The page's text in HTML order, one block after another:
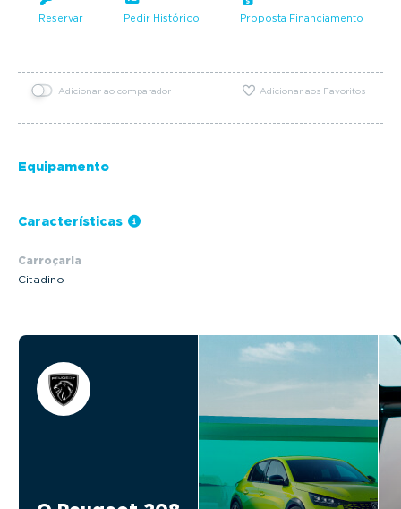
Reservar Pedir Histórico Proposta Financiamento
Adicionar ao comparador Adicionar aos Favoritos
Equipamento
Características
Carroçaria
Citadino